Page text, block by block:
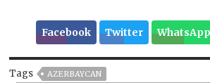
Facebook Twitter WhatsApp
Tags
AZERBAYCAN